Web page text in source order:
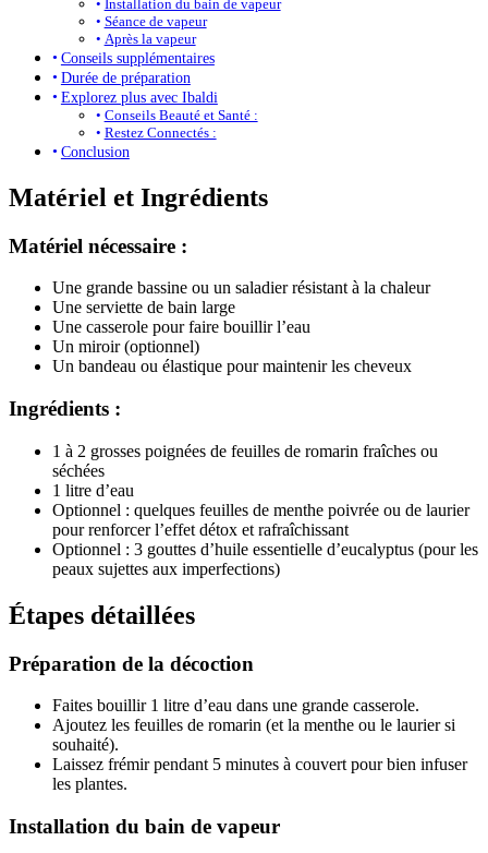
Installation du bain de vapeur
Séance de vapeur
Après la vapeur
Conseils supplémentaires
Durée de préparation
Explorez plus avec Ibaldi
Conseils Beauté et Santé :
Restez Connectés :
Conclusion
Matériel et Ingrédients
Matériel nécessaire :
Une grande bassine ou un saladier résistant à la chaleur
Une serviette de bain large
Une casserole pour faire bouillir l’eau
Un miroir (optionnel)
Un bandeau ou élastique pour maintenir les cheveux
Ingrédients :
1 à 2 grosses poignées de feuilles de romarin fraîches ou
séchées
1 litre d’eau
Optionnel : quelques feuilles de menthe poivrée ou de laurier
pour renforcer l’effet détox et rafraîchissant
Optionnel : 3 gouttes d’huile essentielle d’eucalyptus (pour les
peaux sujettes aux imperfections)
Étapes détaillées
Préparation de la décoction
Faites bouillir 1 litre d’eau dans une grande casserole.
Ajoutez les feuilles de romarin (et la menthe ou le laurier si
souhaité).
Laissez frémir pendant 5 minutes à couvert pour bien infuser
les plantes.
Installation du bain de vapeur